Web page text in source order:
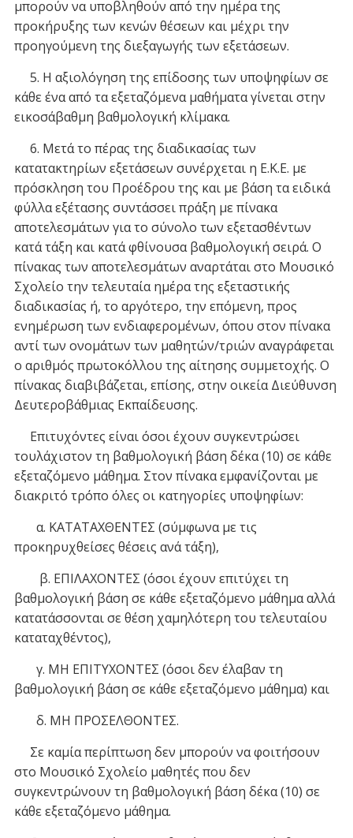
μπορούν να υποβληθούν από την ημέρα της
προκήρυξης των κενών θέσεων και μέχρι την
προηγούμενη της διεξαγωγής των εξετάσεων.
5. Η αξιολόγηση της επίδοσης των υποψηφίων σε
κάθε ένα από τα εξεταζόμενα μαθήματα γίνεται στην
εικοσάβαθμη βαθμολογική κλίμακα.
6. Μετά το πέρας της διαδικασίας των
κατατακτηρίων εξετάσεων συνέρχεται η Ε.Κ.Ε. με
πρόσκληση του Προέδρου της και με βάση τα ειδικά
φύλλα εξέτασης συντάσσει πράξη με πίνακα
αποτελεσμάτων για το σύνολο των εξετασθέντων
κατά τάξη και κατά φθίνουσα βαθμολογική σειρά. Ο
πίνακας των αποτελεσμάτων αναρτάται στο Μουσικό
Σχολείο την τελευταία ημέρα της εξεταστικής
διαδικασίας ή, το αργότερο, την επόμενη, προς
ενημέρωση των ενδιαφερομένων, όπου στον πίνακα
αντί των ονομάτων των μαθητών/τριών αναγράφεται
ο αριθμός πρωτοκόλλου της αίτησης συμμετοχής. Ο
πίνακας διαβιβάζεται, επίσης, στην οικεία Διεύθυνση
Δευτεροβάθμιας Εκπαίδευσης.
Επιτυχόντες είναι όσοι έχουν συγκεντρώσει
τουλάχιστον τη βαθμολογική βάση δέκα (10) σε κάθε
εξεταζόμενο μάθημα. Στον πίνακα εμφανίζονται με
διακριτό τρόπο όλες οι κατηγορίες υποψηφίων:
α. ΚΑΤΑΤΑΧΘΕΝΤΕΣ (σύμφωνα με τις
προκηρυχθείσες θέσεις ανά τάξη),
β. ΕΠΙΛΑΧΟΝΤΕΣ (όσοι έχουν επιτύχει τη
βαθμολογική βάση σε κάθε εξεταζόμενο μάθημα αλλά
κατατάσσονται σε θέση χαμηλότερη του τελευταίου
καταταχθέντος),
γ. ΜΗ ΕΠΙΤΥΧΟΝΤΕΣ (όσοι δεν έλαβαν τη
βαθμολογική βάση σε κάθε εξεταζόμενο μάθημα) και
δ. ΜΗ ΠΡΟΣΕΛΘΟΝΤΕΣ.
Σε καμία περίπτωση δεν μπορούν να φοιτήσουν
στο Μουσικό Σχολείο μαθητές που δεν
συγκεντρώνουν τη βαθμολογική βάση δέκα (10) σε
κάθε εξεταζόμενο μάθημα.